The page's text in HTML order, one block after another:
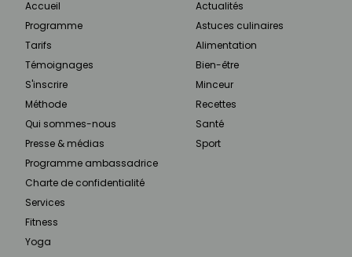
Accueil
Programme
Tarifs
Témoignages
S'inscrire
Méthode
Qui sommes-nous
Presse & médias
Programme ambassadrice
Charte de confidentialité
Services
Fitness
Yoga
Actualités
Astuces culinaires
Alimentation
Bien-être
Minceur
Recettes
Santé
Sport